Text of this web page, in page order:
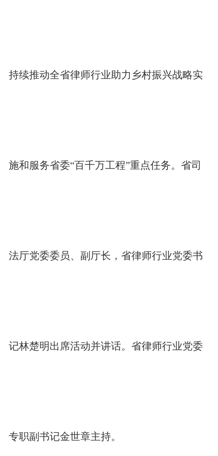
持续推动全省律师行业助力乡村振兴战略实
施和服务省委“百千万工程”重点任务。省司
法厅党委委员、副厅长，省律师行业党委书
记林楚明出席活动并讲话。省律师行业党委
专职副书记金世章主持。